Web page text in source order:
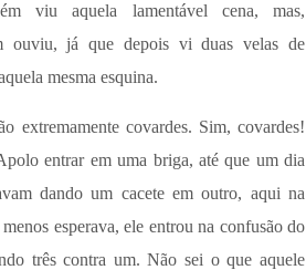
viu aquela lamentável cena, mas,
ouviu, já que depois vi duas velas de
mesma esquina.
extremamente covardes. Sim, covardes!
entrar em uma briga, até que um dia
dando um cacete em outro, aqui na
esperava, ele entrou na confusão do
três contra um. Não sei o que aquele